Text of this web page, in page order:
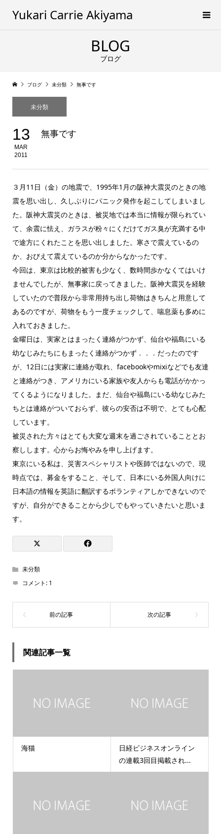
Yukari Carrie Akiyama
BLOG
ブログ
ブログ 未分類 無事です
未分類
13
MAR
2011
無事です
３月11日（金）の地震で、1995年1月の阪神大震災のときの地
震を思い出し、久しぶりにパニック発作を起こしてしまいまし
た。阪神大震災のときは、被災地では本当に情報が限られてい
て、余震に怯え、ガラスが粉々にくだけてガス臭が充満する中
で途方にくれたことを思い出しました。寒さで震えているの
か、おびえて震えているのか分からなかったです。
今回は、東京は比較的被害も少なく、数時間歩かなくてはいけ
ませんでしたが、無事家に戻ってきました。阪神大震災を経験
していたので普段から非常用持ち出し荷物はきちんと用意して
あるのですが、荷物をもう一度チェックして、喘息薬も多めに
入れておきました。
金曜日は、実家とはまったく連絡がつかず、仙台や福島にいる
幼なじみたちにもまったく連絡がつかず．．．だったのです
が、12日には実家に連絡が取れ、facebookやmixiなどでも友達
と連絡がつき、アメリカにいる家族や友人からも電話がかかっ
てくるようになりました。まだ、仙台や福島にいる幼なじみた
ちとは連絡がついておらず、彼らの安否は不明で、とても心配
しています。
被災された方々はとても大変な週末を過ごされていることとお
察しします。心からお悔やみを申し上げます。
東京にいる私は、災害スペシャリストや医師ではないので、現
時点では、募金をすること、そして、日本にいる外国人向けに
日本語の情報を英語に翻訳するボランティアしかできないので
すが、自分ができることから少しでもやっていきたいと思いま
す。
未分類
コメント: 1
関連記事一覧
海猫
日経ビジネスオンライン
の連載3回目掲載され...